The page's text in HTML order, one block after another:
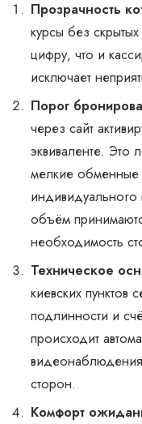
Прозрачность
курсы без
цифру, что и
исключает
Порог
через сайт
эквиваленте.
мелкие
объём
необходимость
Техническое
киевских пунктов
подлинности и
происходит
сторон.
Комфорт